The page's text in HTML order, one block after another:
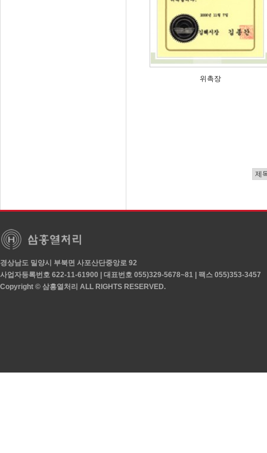
위촉장
경상남도 밀양시 부북면 사포산단중앙로 92
사업자등록번호 622-11-61900 | 대표번호 055)329-5678~81 | 팩스 055)353-3457
Copyright © 삼흥열처리 ALL RIGHTS RESERVED.